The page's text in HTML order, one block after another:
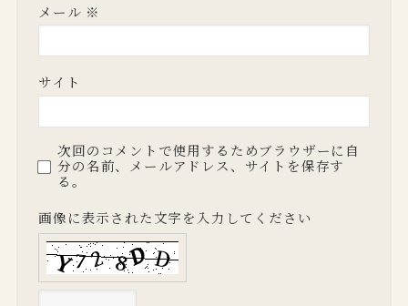
メール ※
サイト
次回のコメントで使用するためブラウザーに自
分の名前、メールアドレス、サイトを保存す
る。
画像に表示された文字を入力してください